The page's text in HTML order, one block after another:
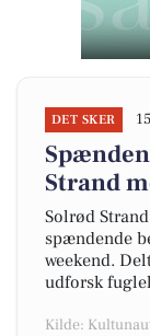
DET SKER
Strand
Solrød
spændende
weekend.
udforsk
Kilde: